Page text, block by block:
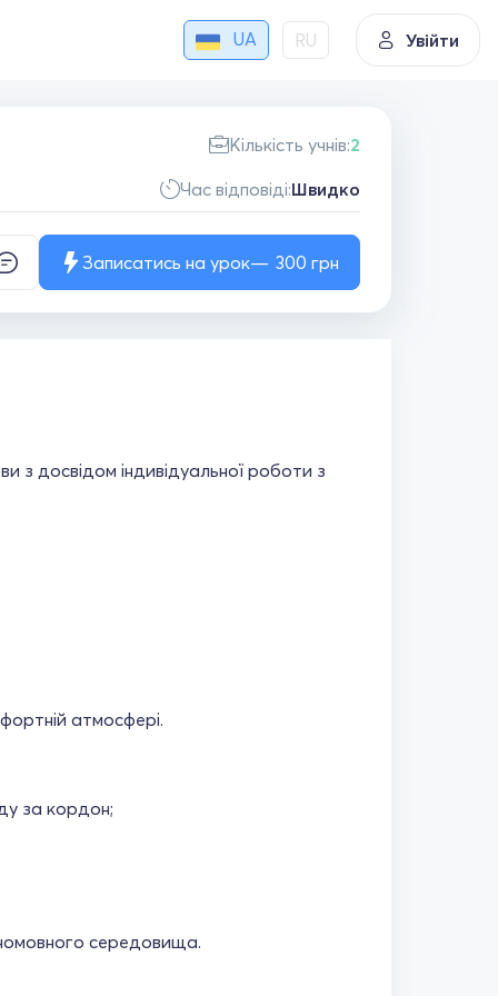
UA RU Увійти
Кількість учнів:2
Час відповіді:Швидко
Записатись на урок 300 грн
з досвідом індивідуальної роботи з
атмосфері.
за кордон;
середовища.